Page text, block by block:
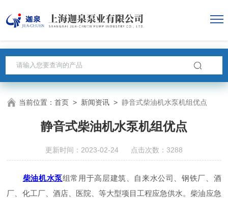
当前位置：首页 > 新闻资讯 >静音式柴油机水泵机组优点
静音式柴油机水泵机组优点
更新时间：2023-02-24 点击次数：3288
柴油机水泵组常用于高层建筑、自来水公司、钢铁厂、酒
厂、化工厂、酒店、医院、等大型项目工程应急供水。柴油应急